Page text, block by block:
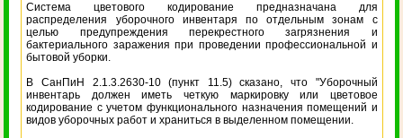
Система цветового кодирование предназначана для
распределения уборочного инвентаря по отдельным зонам с
целью предупреждения перекрестного загрязнения и
бактериального заражения при проведении профессиональной и
бытовой уборки.
В СанПиН 2.1.3.2630-10 (пункт 11.5) сказано, что "Уборочный
инвентарь должен иметь четкую маркировку или цветовое
кодирование с учетом функционального назначения помещений и
видов уборочных работ и храниться в выделенном помещении.